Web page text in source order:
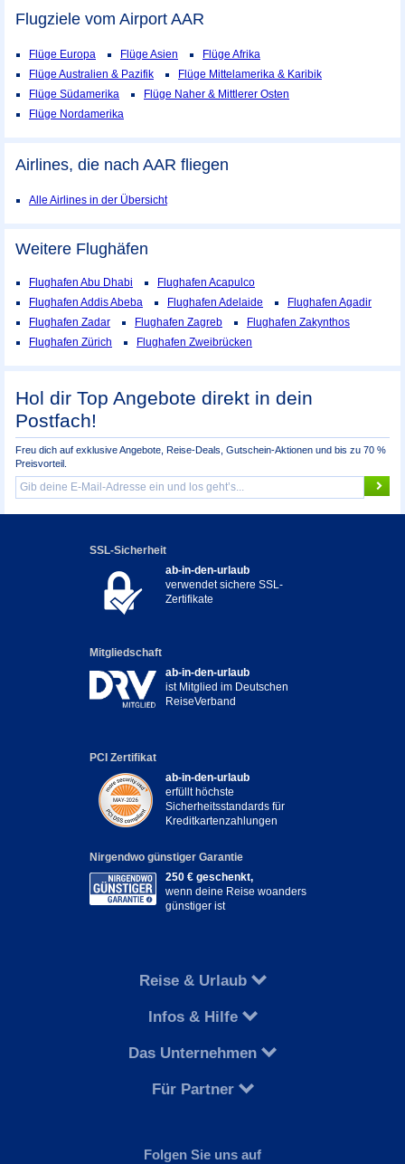
Flugziele vom Airport AAR
Flüge Europa Flüge Asien
Flüge Afrika
Flüge Australien & Pazifik
Flüge Mittelamerika & Karibik
Flüge Südamerika
Flüge Naher & Mittlerer Osten
Flüge Nordamerika
Airlines, die nach AAR fliegen
Alle Airlines in der Übersicht
Weitere Flughäfen
Flughafen Abu Dhabi
Flughafen Acapulco
Flughafen Addis Abeba
Flughafen Adelaide
Flughafen Agadir
Flughafen Zadar
Flughafen Zagreb
Flughafen Zakynthos
Flughafen Zürich
Flughafen Zweibrücken
Hol dir Top Angebote direkt in dein
Postfach!
Freu dich auf exklusive Angebote, Reise-Deals, Gutschein-Aktionen und bis zu 70 %
Preisvorteil.
SSL-Sicherheit
ab-in-den-urlaub
verwendet sichere SSL-
Zertifikate
Mitgliedschaft
ab-in-den-urlaub
ist Mitglied im Deutschen
ReiseVerband
PCI Zertifikat
ab-in-den-urlaub
erfüllt höchste
Sicherheitsstandards für
Kreditkartenzahlungen
Nirgendwo günstiger Garantie
250 € geschenkt,
wenn deine Reise woanders
günstiger ist
Reise & Urlaub
Infos & Hilfe
Das Unternehmen
Für Partner
Folgen Sie uns auf